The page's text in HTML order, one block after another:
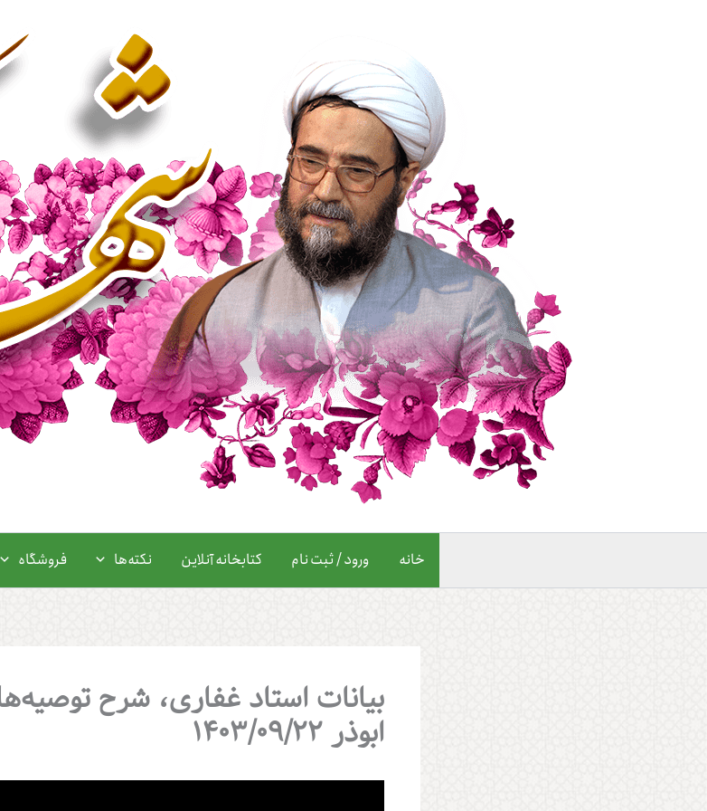
خانه ورود / ثبت نام کتابخانه آنلاین نکته‌ها فروشگاه
بیانات استاد غفاری، شرح
ابوذر 1403/09/22